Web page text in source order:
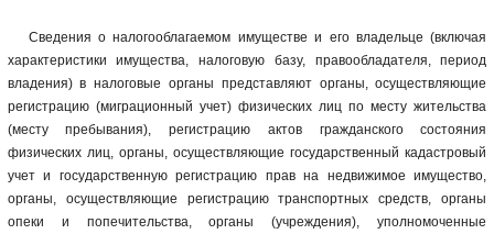
Сведения о налогооблагаемом имуществе и его владельце (включая
характеристики имущества, налоговую базу, правообладателя, период
владения) в налоговые органы представляют органы, осуществляющие
регистрацию (миграционный учет) физических лиц по месту жительства
(месту пребывания), регистрацию актов гражданского состояния
физических лиц, органы, осуществляющие государственный кадастровый
учет и государственную регистрацию прав на недвижимое имущество,
органы, осуществляющие регистрацию транспортных средств, органы
опеки и попечительства, органы (учреждения), уполномоченные